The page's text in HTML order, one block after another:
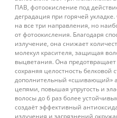
ПАВ, фотоокисление под
деградация при горячей
на все три направления, но
от фотоокисления. Благодаря
излучение, она снижает
молекул красителя, защищая
выцветания. Она
сохраняя целостность белковой
дополнительный «сшивающий»
цепями, повышая упругость и
волосы до 6 раз более
создаёт эффективный
излучения и загрязнений